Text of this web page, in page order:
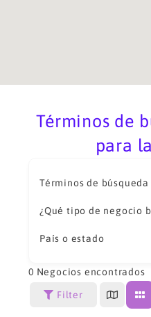
Términos de
para
Términos de búsqueda
¿Qué tipo de negocio
País o estado
0 Negocios encontrados
Filter